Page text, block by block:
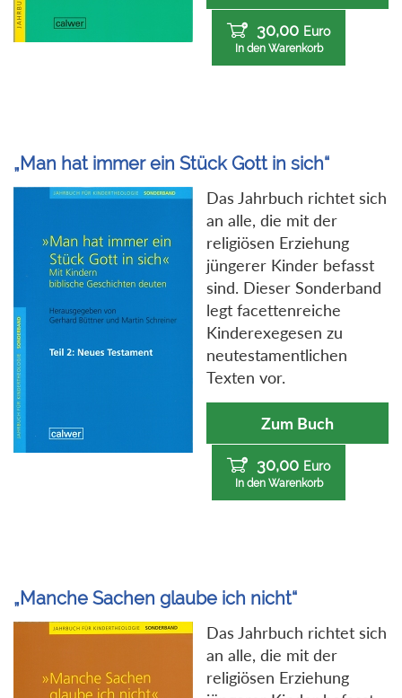
30,00 Euro
In den Warenkorb
„Man hat immer ein Stück Gott in sich“
Das Jahrbuch richtet sich
an alle, die mit der
religiösen Erziehung
jüngerer Kinder befasst
sind. Dieser Sonderband
legt facettenreiche
Kinderexegesen zu
neutestamentlichen
Texten vor.
Zum Buch
30,00 Euro
In den Warenkorb
„Manche Sachen glaube ich nicht“
Das Jahrbuch richtet sich
an alle, die mit der
religiösen Erziehung